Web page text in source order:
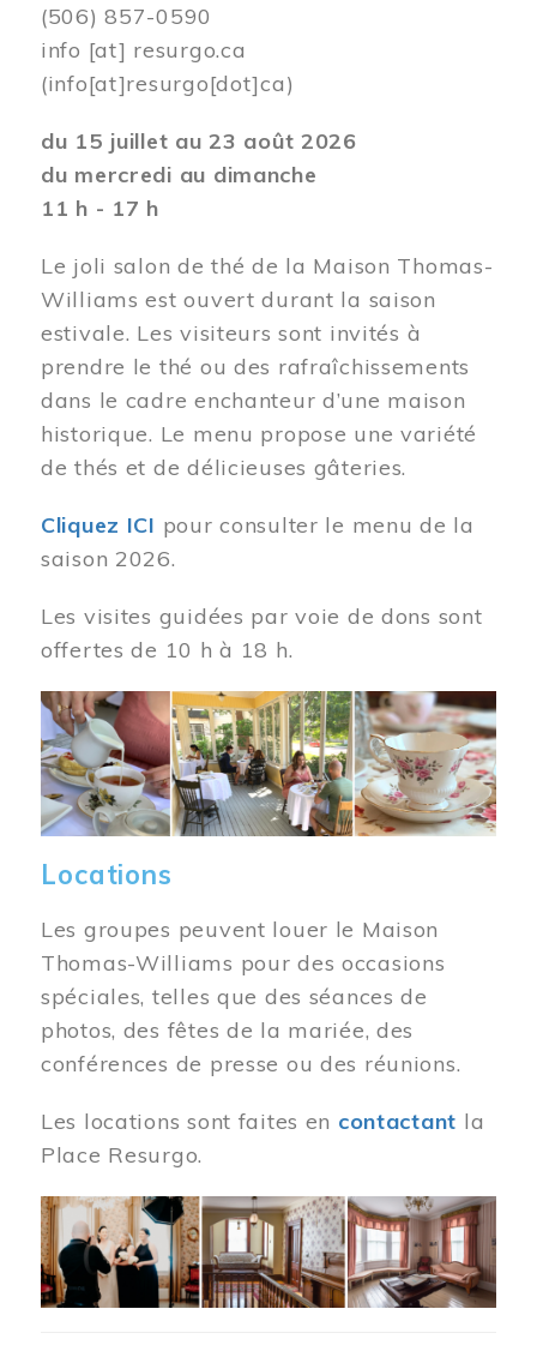
(506) 857-0590
info [at] resurgo.ca
(info[at]resurgo[dot]ca)
du 15 juillet au 23 août 2026
du mercredi au dimanche
11 h - 17 h
Le joli salon de thé de la Maison Thomas-
Williams est ouvert durant la saison
estivale. Les visiteurs sont invités à
prendre le thé ou des rafraîchissements
dans le cadre enchanteur d’une maison
historique. Le menu propose une variété
de thés et de délicieuses gâteries.
Cliquez ICI pour consulter le menu de la
saison 2026.
Les visites guidées par voie de dons sont
offertes de 10 h à 18 h.
Image
Locations
Les groupes peuvent louer le Maison
Thomas-Williams pour des occasions
spéciales, telles que des séances de
photos, des fêtes de la mariée, des
conférences de presse ou des réunions.
Les locations sont faites en contactant la
Place Resurgo.
Image